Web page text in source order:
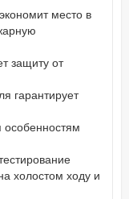
место в
защиту от
гарантирует
особенностям
холостом ходу и